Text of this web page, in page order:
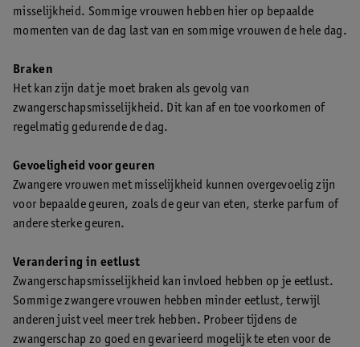
misselijkheid. Sommige vrouwen hebben hier op bepaalde
momenten van de dag last van en sommige vrouwen de hele dag.
Braken
Het kan zijn dat je moet braken als gevolg van
zwangerschapsmisselijkheid. Dit kan af en toe voorkomen of
regelmatig gedurende de dag.
Gevoeligheid voor geuren
Zwangere vrouwen met misselijkheid kunnen overgevoelig zijn
voor bepaalde geuren, zoals de geur van eten, sterke parfum of
andere sterke geuren.
Verandering in eetlust
Zwangerschapsmisselijkheid kan invloed hebben op je eetlust.
Sommige zwangere vrouwen hebben minder eetlust, terwijl
anderen juist veel meer trek hebben. Probeer tijdens de
zwangerschap zo goed en gevarieerd mogelijk te eten voor de